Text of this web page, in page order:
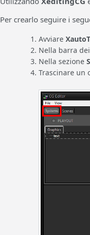
Per crearlo seguire i
Avviare
Nella barra
Nella sezione
Trascinare un